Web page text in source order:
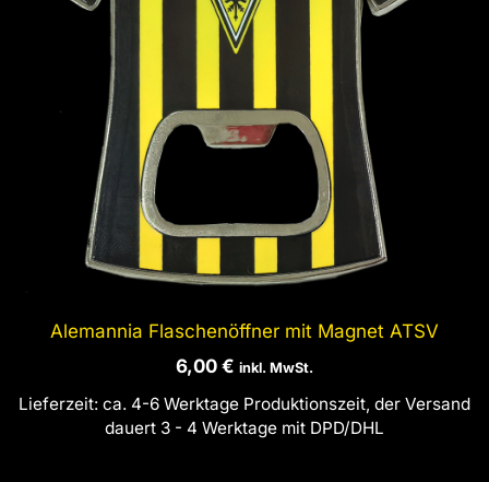
Alemannia Flaschenöffner mit Magnet ATSV
6,00 € inkl. MwSt.
Lieferzeit: ca. 4-6 Werktage Produktionszeit, der Versand
dauert 3 - 4 Werktage mit DPD/DHL